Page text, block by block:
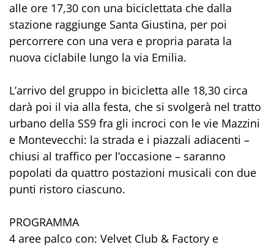
alle ore 17,30 con una biciclettata che dalla
stazione raggiunge Santa Giustina, per poi
percorrere con una vera e propria parata la
nuova ciclabile lungo la via Emilia.
L’arrivo del gruppo in bicicletta alle 18,30 circa
darà poi il via alla festa, che si svolgerà nel tratto
urbano della SS9 fra gli incroci con le vie Mazzini
e Montevecchi: la strada e i piazzali adiacenti –
chiusi al traffico per l’occasione – saranno
popolati da quattro postazioni musicali con due
punti ristoro ciascuno.
PROGRAMMA
4 aree palco con: Velvet Club & Factory e